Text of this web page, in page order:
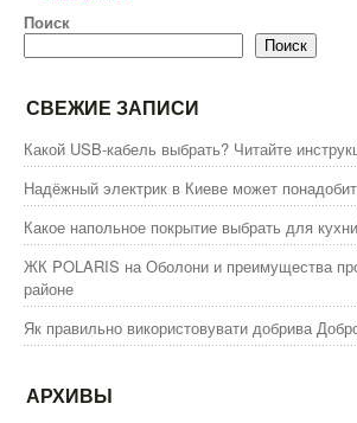
Поиск
Поиск
СВЕЖИЕ ЗАПИСИ
Какой USB-кабель выбрать? Читайте
Надёжный электрик в Киеве может
Какое напольное покрытие выбрать для
ЖК POLARIS на Оболони и преимущества
районе
Як правильно використовувати добрива
АРХИВЫ